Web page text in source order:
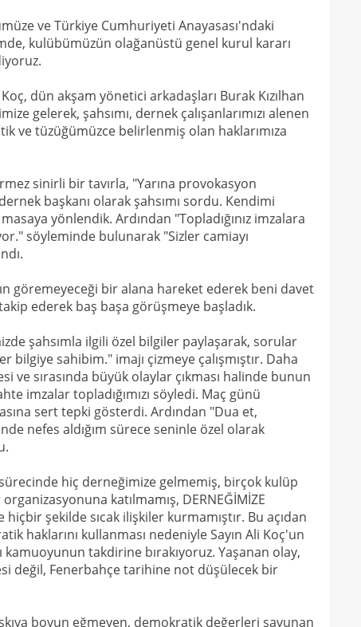
ve Türkiye Cumhuriyeti Anayasası'ndaki
kulübümüzün olağanüstü genel kurul kararı
dün akşam yönetici arkadaşları Burak Kızılhan
gelerek, şahsımı, dernek çalışanlarımızı alenen
ve tüzüğümüzce belirlenmiş olan haklarımıza
sinirli bir tavırla, "Yarına provokasyon
başkanı olarak şahsımı sordu. Kendimi
yönlendik. Ardından "Topladığınız imzalara
söyleminde bulunarak "Sizler camiayı
göremeyeceği bir alana hareket ederek beni davet
ederek baş başa görüşmeye başladık.
şahsımla ilgili özel bilgiler paylaşarak, sorular
bilgiye sahibim." imajı çizmeye çalışmıştır. Daha
ve sırasında büyük olaylar çıkması halinde bunun
imzalar topladığımızı söyledi. Maç günü
sert tepki gösterdi. Ardından "Dua et,
nefes aldığım sürece seninle özel olarak
sürecinde hiç derneğimize gelmemiş, birçok kulüp
katılmamış, DERNEĞİMİZE
hiçbir şekilde sıcak ilişkiler kurmamıştır. Bu açıdan
haklarını kullanması nedeniyle Sayın Ali Koç'un
takdirine bırakıyoruz. Yaşanan olay,
değil, Fenerbahçe tarihine not düşülecek bir
boyun eğmeyen, demokratik değerleri savunan